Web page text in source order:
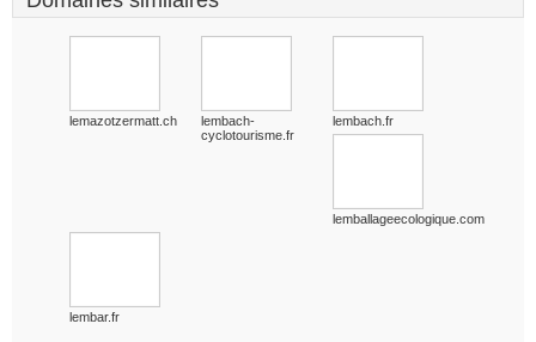
lemazotzermatt.ch
lembach-
cyclotourisme.fr
lembach.fr
lemballageecologique.com
lembar.fr